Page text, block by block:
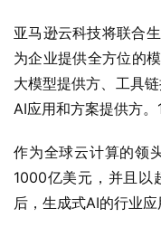
亚马逊云科技将联合
为企业提供全方位的
大模型提供方、工具
AI应用和方案提供方。
作为全球云计算的领
1000亿美元，并且以
后，生成式AI的行业应